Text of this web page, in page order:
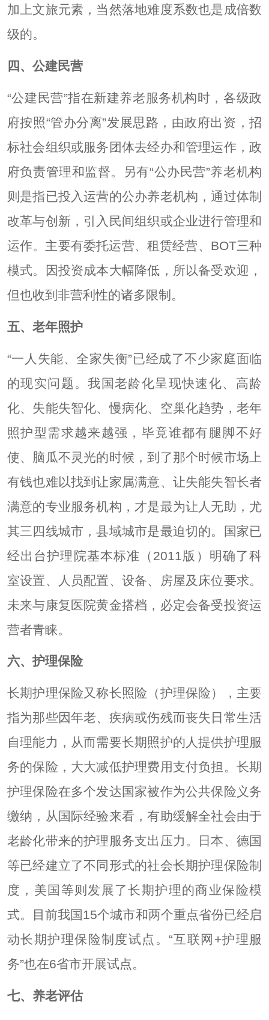
加上文旅元素，当然落地难度系数也是成倍数
级的。
四、公建民营
“公建民营”指在新建养老服务机构时，各级政
府按照“管办分离”发展思路，由政府出资，招
标社会组织或服务团体去经办和管理运作，政
府负责管理和监督。另有“公办民营”养老机构
则是指已投入运营的公办养老机构，通过体制
改革与创新，引入民间组织或企业进行管理和
运作。主要有委托运营、租赁经营、BOT三种
模式。因投资成本大幅降低，所以备受欢迎，
但也收到非营利性的诸多限制。
五、老年照护
“一人失能、全家失衡”已经成了不少家庭面临
的现实问题。我国老龄化呈现快速化、高龄
化、失能失智化、慢病化、空巢化趋势，老年
照护型需求越来越强，毕竟谁都有腿脚不好
使、脑瓜不灵光的时候，到了那个时候市场上
有钱也难以找到让家属满意、让失能失智长者
满意的专业服务机构，才是最为让人无助，尤
其三四线城市，县域城市是最迫切的。国家已
经出台护理院基本标准（2011版）明确了科
室设置、人员配置、设备、房屋及床位要求。
未来与康复医院黄金搭档，必定会备受投资运
营者青睐。
六、护理保险
长期护理保险又称长照险（护理保险），主要
指为那些因年老、疾病或伤残而丧失日常生活
自理能力，从而需要长期照护的人提供护理服
务的保险，大大减低护理费用支付负担。长期
护理保险在多个发达国家被作为公共保险义务
缴纳，从国际经验来看，有助缓解全社会由于
老龄化带来的护理服务支出压力。日本、德国
等已经建立了不同形式的社会长期护理保险制
度，美国等则发展了长期护理的商业保险模
式。目前我国15个城市和两个重点省份已经启
动长期护理保险制度试点。“互联网+护理服
务”也在6省市开展试点。
七、养老评估